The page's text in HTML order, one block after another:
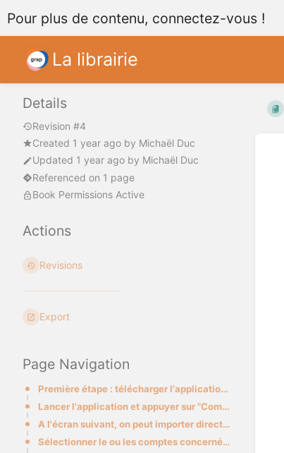
Pour plus de contenu, connectez-vous !
La librairie
Details
Revision #4
Created 1 year ago by Michaël Duc
Updated 1 year ago by Michaël Duc
Referenced on 1 page
Book Permissions Active
Actions
Revisions
Export
Page Navigation
Première étape : télécharger l'application Thunderbird sur le Play Store
Lancer l'application et appuyer sur "Commencer"
A l'écran suivant, on peut importer directement son ou ses comptes déjà présents sur son ordinateur,
Sélectionner le ou les comptes concernés, laisser la case "Inclure les mots de passe des comptes" co